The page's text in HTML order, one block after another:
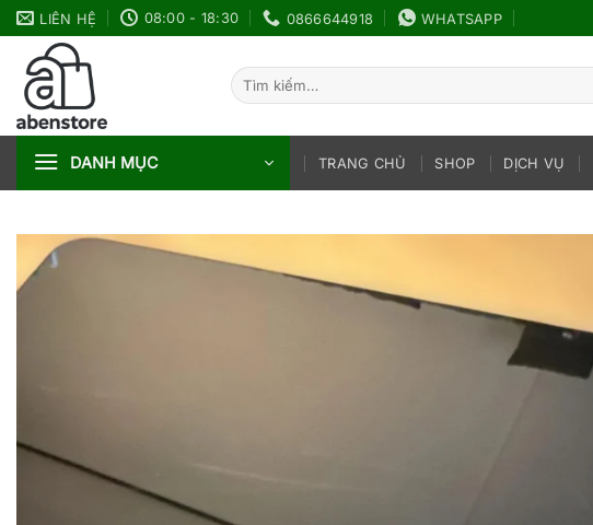
Bỏ
qua
dung
LIÊN HỆ 08:00 - 18:30 0866644918 WHATSAPP
Tìm
kiếm:
DANH MỤC TRANG CHỦ SHOP DỊCH VỤ